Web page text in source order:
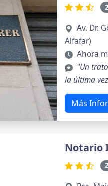
Av. Dr.
Alfafar)
Ahora
"Un
la última
Más
Notario